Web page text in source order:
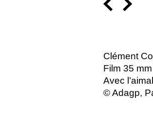
Clément
Film 35
Avec
© Adagp,